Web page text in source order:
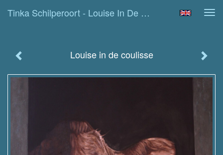
Tinka Schilperoort - Louise In De Coulisse
Louise in de coulisse